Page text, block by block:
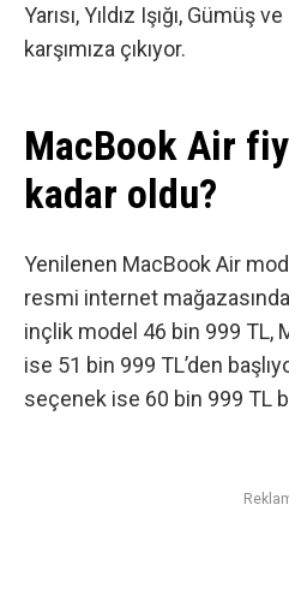
Yarısı, Yıldız Işığı, Gümüş
karşımıza çıkıyor.
MacBook Air
kadar oldu?
Yenilenen MacBook Air
resmi internet mağazasında
inçlik model 46 bin 999 TL,
ise 51 bin 999 TL’den
seçenek ise 60 bin 999 TL